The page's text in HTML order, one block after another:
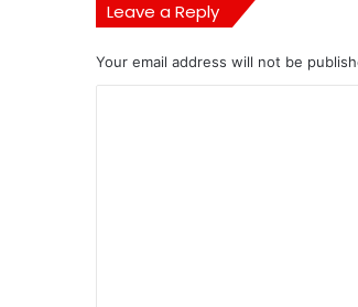
Leave a Reply
Your email address will not be